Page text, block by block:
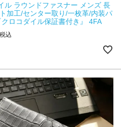
ル ラウンドファスナー メンズ 長
加工/センター取り/一枚革/内装パ
ロコダイル保証書付き』 4FA
税込